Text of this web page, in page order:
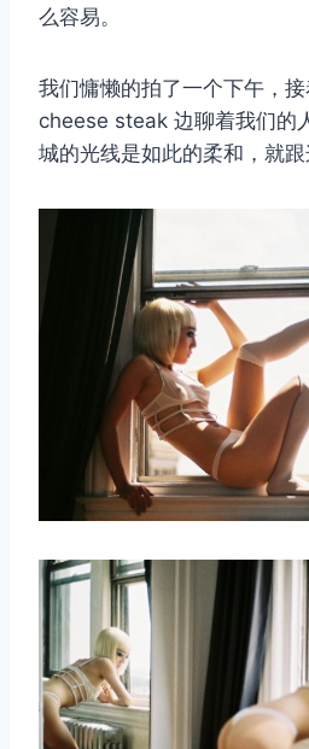
么容易。
我们慵懒的拍了一个下午，
cheese steak 边聊着我们的
城的光线是如此的柔和，就跟